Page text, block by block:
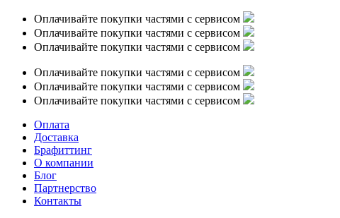
Оплачивайте покупки частями с сервисом
Оплачивайте покупки частями с сервисом
Оплачивайте покупки частями с сервисом
Оплачивайте покупки частями с сервисом
Оплачивайте покупки частями с сервисом
Оплачивайте покупки частями с сервисом
Оплата
Доставка
Брафиттинг
О компании
Блог
Партнерство
Контакты